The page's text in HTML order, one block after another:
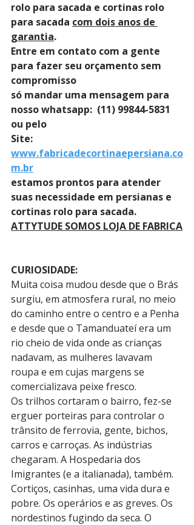
rolo para sacada e cortinas rolo
para sacada com dois anos de
garantia.
Entre em contato com a gente
para fazer seu orçamento sem
compromisso
só mandar uma mensagem para
nosso whatsapp:  (11) 99844-5831
ou pelo
Site:
www.fabricadecortinaepersiana.co
m.br
estamos prontos para atender
suas necessidade em persianas e
cortinas rolo para sacada.
ATTYTUDE SOMOS LOJA DE FABRICA
CURIOSIDADE:
Muita coisa mudou desde que o Brás
surgiu, em atmosfera rural, no meio
do caminho entre o centro e a Penha
e desde que o Tamanduateí era um
rio cheio de vida onde as crianças
nadavam, as mulheres lavavam
roupa e em cujas margens se
comercializava peixe fresco.
Os trilhos cortaram o bairro, fez-se
erguer porteiras para controlar o
trânsito de ferrovia, gente, bichos,
carros e carroças. As indústrias
chegaram. A Hospedaria dos
Imigrantes (e a italianada), também.
Cortiços, casinhas, uma vida dura e
pobre. Os operários e as greves. Os
nordestinos fugindo da seca. O